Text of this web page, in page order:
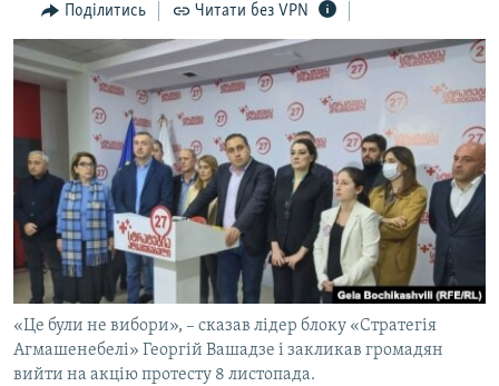
пошукуІНТЕРВ'Ю
ВСЕ ЗА ДЕНЬ
СПЕЦПРОЕКТИ
ДЕПОРТАЦІЯ
ВІДЕОУРОКИ «ELIFBE»
СВІДЧЕННЯ ОКУПАЦІЇ
УКРАЇНСЬКА ПРОБЛЕМА КРИМУ
ІНФОГРАФІКА
ЯК ОБІЙТИ БЛОКУВАННЯ
Русский
Qırımtatar
ДОЛУЧАЙСЯ!
Поділитись Читати без VPN
«Це були не вибори», – сказав лідер блоку «Стратегія
Агмашенебелі» Георгій Вашадзе і закликав громадян
вийти на акцію протесту 8 листопада.